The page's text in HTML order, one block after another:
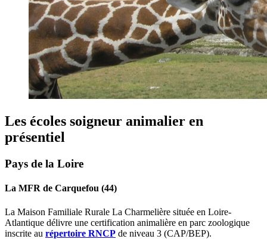
Les écoles soigneur animalier en
présentiel
Pays de la Loire
La MFR de Carquefou (44)
La Maison Familiale Rurale La Charmelière située en Loire-
Atlantique délivre une certification animalière en parc zoologique
inscrite au répertoire RNCP de niveau 3 (CAP/BEP).